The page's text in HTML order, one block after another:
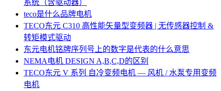
系统（含驱动器）
teco是什么品牌电机
TECO东元 C310 高性能矢量型变频器 | 无传感器控制 &
转矩模式驱动
东元电机铭牌序列号上的数字是代表的什么意思
NEMA电机 DESIGN A,B,C,D的区别
TECO东元 V 系列 自冷变频电机 — 风机 / 水泵专用变频
电机